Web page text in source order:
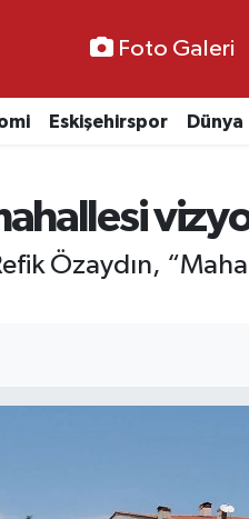
Foto Galeri
Eskişehirspor Dünya
Özaydın,